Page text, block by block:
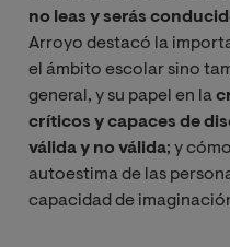
no leas y serás
Arroyo destacó la
el ámbito escolar sino
general, y su papel en la
críticos y capaces de
válida y no válida; y
autoestima de las
capacidad de